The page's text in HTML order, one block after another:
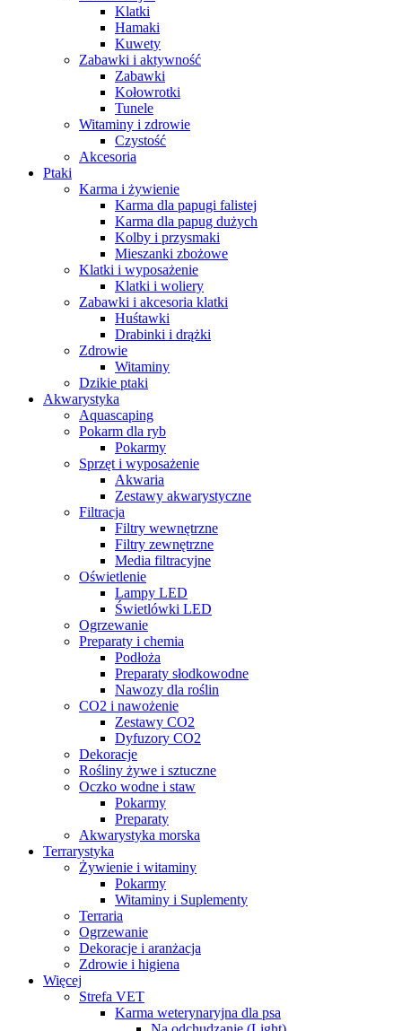
Klatki
Hamaki
Kuwety
Zabawki i aktywność
Zabawki
Kołowrotki
Tunele
Witaminy i zdrowie
Czystość
Akcesoria
Ptaki
Karma i żywienie
Karma dla papugi falistej
Karma dla papug dużych
Kolby i przysmaki
Mieszanki zbożowe
Klatki i wyposażenie
Klatki i woliery
Zabawki i akcesoria klatki
Huśtawki
Drabinki i drążki
Zdrowie
Witaminy
Dzikie ptaki
Akwarystyka
Aquascaping
Pokarm dla ryb
Pokarmy
Sprzęt i wyposażenie
Akwaria
Zestawy akwarystyczne
Filtracja
Filtry wewnętrzne
Filtry zewnętrzne
Media filtracyjne
Oświetlenie
Lampy LED
Świetlówki LED
Ogrzewanie
Preparaty i chemia
Podłoża
Preparaty słodkowodne
Nawozy dla roślin
CO2 i nawożenie
Zestawy CO2
Dyfuzory CO2
Dekoracje
Rośliny żywe i sztuczne
Oczko wodne i staw
Pokarmy
Preparaty
Akwarystyka morska
Terrarystyka
Żywienie i witaminy
Pokarmy
Witaminy i Suplementy
Terraria
Ogrzewanie
Dekoracje i aranżacja
Zdrowie i higiena
Więcej
Strefa VET
Karma weterynaryjna dla psa